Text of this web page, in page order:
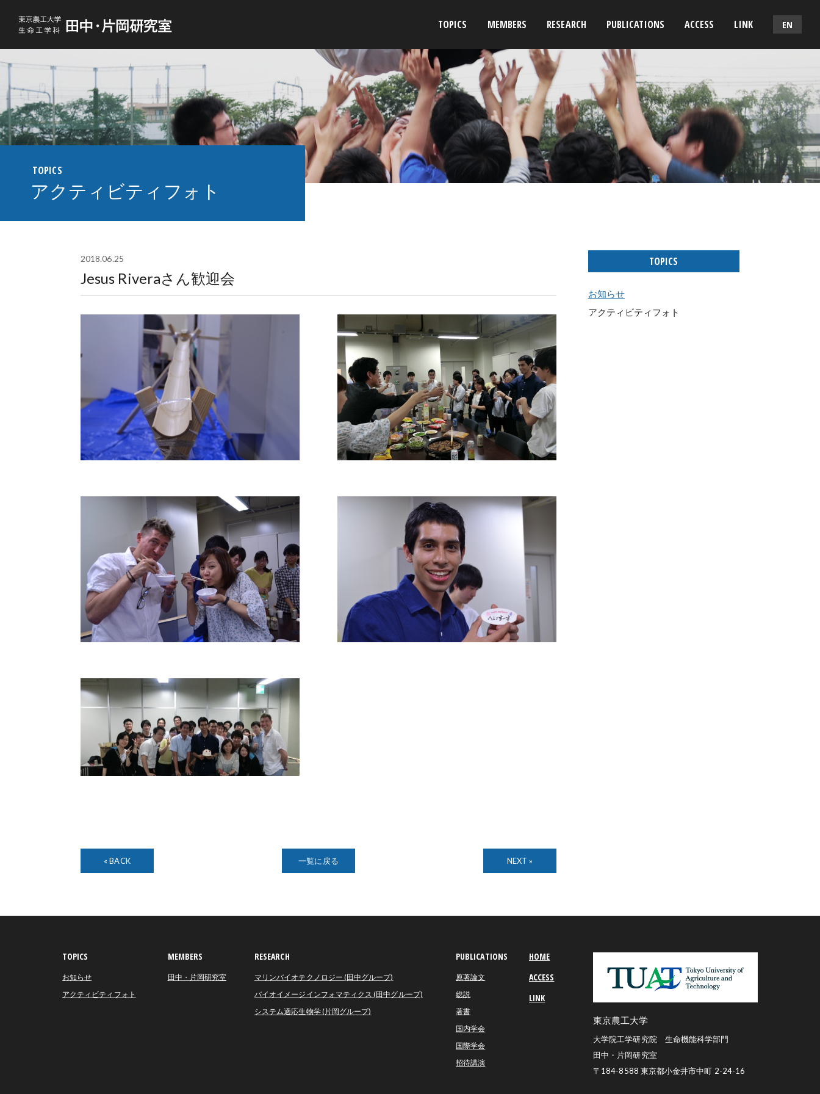
TOPICS MEMBERS RESEARCH PUBLICATIONS ACCESS LINK EN
TOPICS
アクティビティフォト
2018.06.25
Jesus Riveraさん歓迎会
« BACK NEXT »
一覧に戻る
TOPICS
お知らせ
アクティビティフォト
TOPICS
お知らせ
アクティビティフォト
MEMBERS
田中・片岡研究室
RESEARCH
マリンバイオテクノロジー (田中グループ)
バイオイメージインフォマティクス (田中グループ)
システム適応生物学 (片岡グループ)
PUBLICATIONS
原著論文
総説
著書
国内学会
国際学会
招待講演
HOME
ACCESS
LINK
東京農工大学
大学院工学研究院 生命機能科学部門
田中・片岡研究室
〒184-8588 東京都小金井市中町 2-24-16